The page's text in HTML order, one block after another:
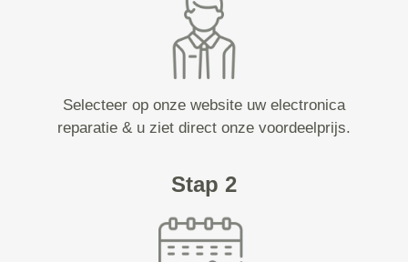
Selecteer op onze website uw electronica
reparatie & u ziet direct onze voordeelprijs.
Stap 2